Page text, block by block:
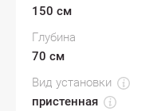
150 см
Глубина
70 см
Вид установки
пристенная